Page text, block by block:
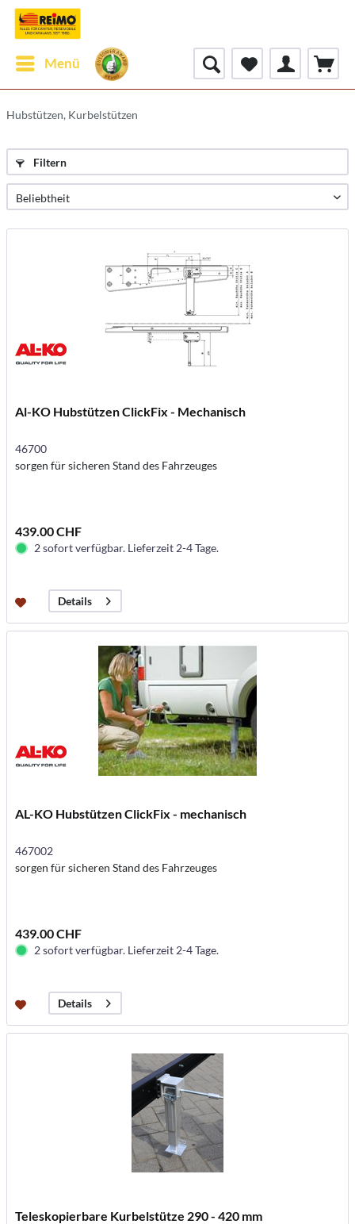
Menü
Hubstützen, Kurbelstützen
Filtern
Al-KO Hubstützen ClickFix - Mechanisch
46700
sorgen für sicheren Stand des Fahrzeuges
439.00 CHF
2 sofort verfügbar. Lieferzeit 2-4 Tage.
Details
AL-KO Hubstützen ClickFix - mechanisch
467002
sorgen für sicheren Stand des Fahrzeuges
439.00 CHF
2 sofort verfügbar. Lieferzeit 2-4 Tage.
Details
Teleskopierbare Kurbelstütze 290 - 420 mm